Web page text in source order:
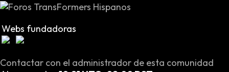
Webs fundadoras
Contactar con el administrador de esta comunidad